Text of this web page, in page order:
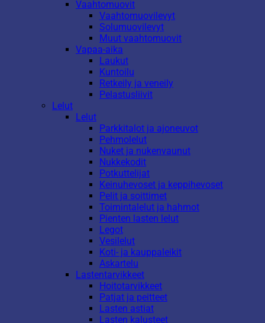
Vaahtomuovit
Vaahtomuovilevyt
Solumuovilevyt
Muut vaahtomuovit
Vapaa-aika
Laukut
Kuntoilu
Retkeily ja veneily
Pelastusliivit
Lelut
Lelut
Parkkitalot ja ajoneuvot
Pehmolelut
Nuket ja nukenvaunut
Nukkekodit
Potkuttelijat
Keinuhevoset ja keppihevoset
Pelit ja soittimet
Toimintalelut ja hahmot
Pienten lasten lelut
Legot
Vesilelut
Koti- ja kauppaleikit
Askartelu
Lastentarvikkeet
Hoitotarvikkeet
Patjat ja peitteet
Lasten astiat
Lasten kalusteet